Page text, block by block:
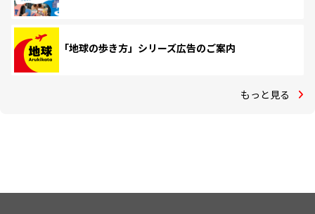
「地球の歩き方」シリーズ広告のご案内
もっと見る